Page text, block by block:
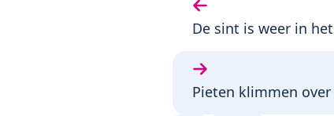
Vorige gedicht:
De sint is weer in
Volgende gedicht:
Pieten klimmen over